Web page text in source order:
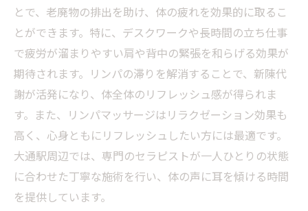
とで、老廃物の排出を助け、体の疲れを効果的に取るこ
とができます。特に、デスクワークや長時間の立ち仕事
で疲労が溜まりやすい肩や背中の緊張を和らげる効果が
期待されます。リンパの滞りを解消することで、新陳代
謝が活発になり、体全体のリフレッシュ感が得られま
す。また、リンパマッサージはリラクゼーション効果も
高く、心身ともにリフレッシュしたい方には最適です。
大通駅周辺では、専門のセラピストが一人ひとりの状態
に合わせた丁寧な施術を行い、体の声に耳を傾ける時間
を提供しています。